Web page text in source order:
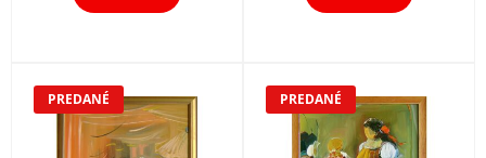
PREDANÉ PREDANÉ